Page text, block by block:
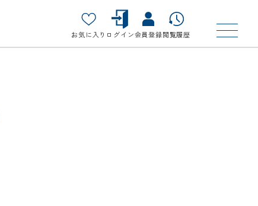
お気に入り ログイン会員登録閲覧履歴